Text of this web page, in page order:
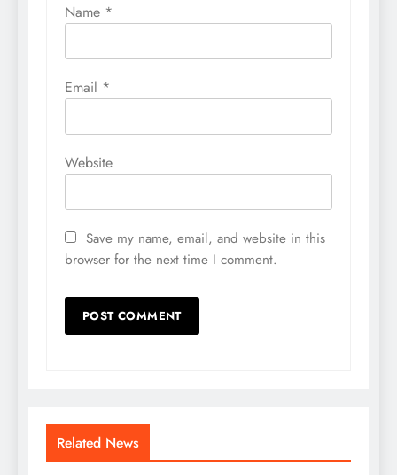
Name *
Email *
Website
Save my name, email, and website in this
browser for the next time I comment.
Related News